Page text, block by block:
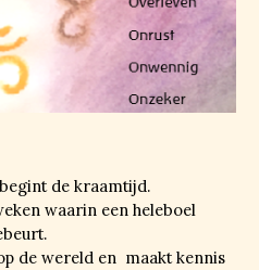
de kraamtijd.
waarin een heleboel
de wereld en maakt kennis